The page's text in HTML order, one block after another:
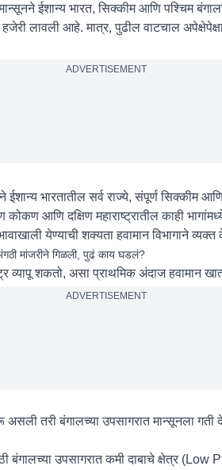
ईशान्य भारत, सिक्कीम आणि पश्चिम
हजेरी लावली आहे. मात्र, पुढील वाटचाल
ADVERTISEMENT
भारतातील सर्व राज्ये, संपूर्ण सिक्कीम
कोकण आणि दक्षिण महाराष्ट्रातील काही
येण्याची शक्यता हवामान विभागाने
मांजरीने गिळली, पुढं काय घडलं?
व्यापू शकतो, असा प्राथमिक अंदाज हवामान
ADVERTISEMENT
तरी बंगालच्या उपसागरात मान्सूनला गती
बंगालच्या उपसागरात कमी दाबाचे क्षेत्र